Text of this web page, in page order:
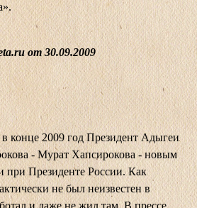
от 30.09.2009
конце 2009 год Президент Адыгеи
- Мурат Хапсирокова - новым
при Президенте России. Как
не был неизвестен в